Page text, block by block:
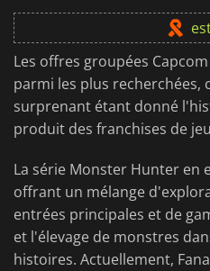
Les offres groupées
parmi les plus recherchées,
surprenant étant donné
produit des franchises de
La série Monster Hunter en
offrant un mélange
entrées principales et de
et l'élevage de monstres
histoires. Actuellement,